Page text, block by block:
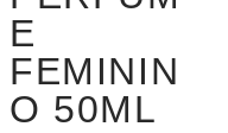
E
FEMININ
O 50ML